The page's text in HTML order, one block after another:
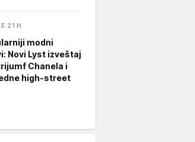
21 H
modni
Novi Lyst izveštaj
Chanela i
high-street